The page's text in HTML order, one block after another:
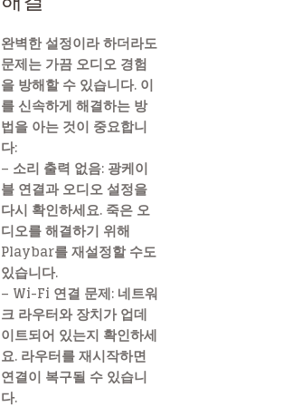
완벽한 설정이라 하더라도
문제는 가끔 오디오 경험
을 방해할 수 있습니다. 이
를 신속하게 해결하는 방
법을 아는 것이 중요합니
다:
– 소리 출력 없음: 광케이
블 연결과 오디오 설정을
다시 확인하세요. 죽은 오
디오를 해결하기 위해
Playbar를 재설정할 수도
있습니다.
– Wi-Fi 연결 문제: 네트워
크 라우터와 장치가 업데
이트되어 있는지 확인하세
요. 라우터를 재시작하면
연결이 복구될 수 있습니
다.